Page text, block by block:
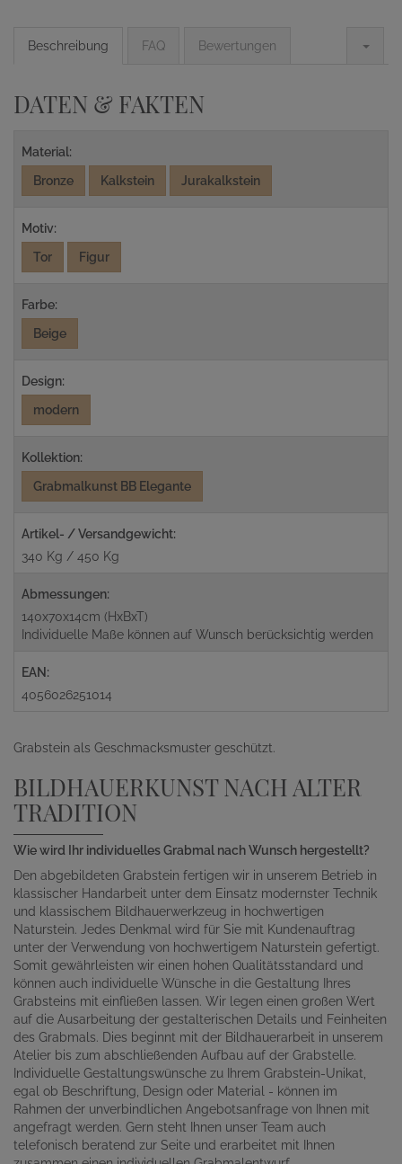
Beschreibung FAQ Bewertungen
DATEN & FAKTEN
Material:
Bronze
Kalkstein Jurakalkstein
Motiv:
Tor
Figur
Farbe:
Beige
Design:
modern
Kollektion:
Grabmalkunst BB Elegante
Artikel- / Versandgewicht:
340 Kg / 450 Kg
Abmessungen:
140x70x14cm (HxBxT)
Individuelle Maße können auf Wunsch berücksichtig werden
EAN:
4056026251014
Grabstein als Geschmacksmuster geschützt.
BILDHAUERKUNST NACH ALTER
TRADITION
Wie wird Ihr individuelles Grabmal nach Wunsch hergestellt?
Den abgebildeten Grabstein fertigen wir in unserem Betrieb in
klassischer Handarbeit unter dem Einsatz modernster Technik
und klassischem Bildhauerwerkzeug in hochwertigen
Naturstein. Jedes Denkmal wird für Sie mit Kundenauftrag
unter der Verwendung von hochwertigem Naturstein gefertigt.
Somit gewährleisten wir einen hohen Qualitätsstandard und
können auch individuelle Wünsche in die Gestaltung Ihres
Grabsteins mit einfließen lassen. Wir legen einen großen Wert
auf die Ausarbeitung der gestalterischen Details und Feinheiten
des Grabmals. Dies beginnt mit der Bildhauerarbeit in unserem
Atelier bis zum abschließenden Aufbau auf der Grabstelle.
Individuelle Gestaltungswünsche zu Ihrem Grabstein-Unikat,
egal ob Beschriftung, Design oder Material - können im
Rahmen der unverbindlichen Angebotsanfrage von Ihnen mit
angefragt werden. Gern steht Ihnen unser Team auch
telefonisch beratend zur Seite und erarbeitet mit Ihnen